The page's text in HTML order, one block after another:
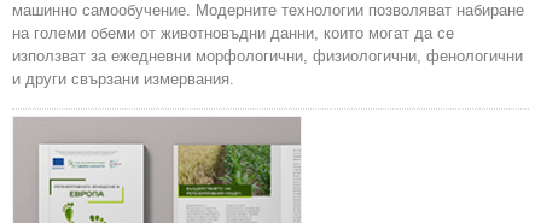
машинно самообучение. Модерните технологии позволяват набиране
на големи обеми от животновъдни данни, които могат да се
използват за ежедневни морфологични, физиологични, фенологични
и други свързани измервания.